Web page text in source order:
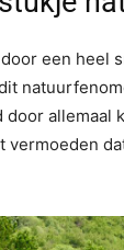
een heel
allemaal
vermoeden